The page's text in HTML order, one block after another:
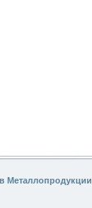
Металлопродукции